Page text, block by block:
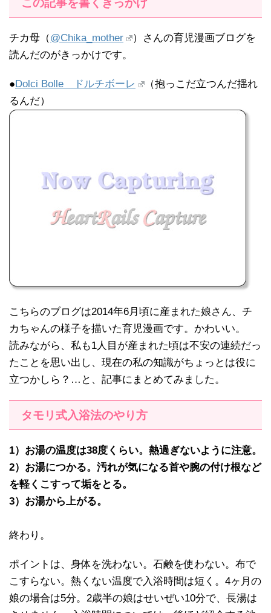
この記事を書くきっかけ
チカ母（@Chika_mother
）さんの育児漫画ブログを
読んだのがきっかけです。
●Dolci Bolle ドルチボーレ
（抱っこだ立つんだ揺れ
るんだ）
こちらのブログは2014年6月頃に産まれた娘さん、チ
カちゃんの様子を描いた育児漫画です。かわいい。
読みながら、私も1人目が産まれた頃は不安の連続だっ
たことを思い出し、現在の私の知識がちょっとは役に
立つかしら？…と、記事にまとめてみました。
タモリ式入浴法のやり方
1）お湯の温度は38度くらい。熱過ぎないように注意。
2）お湯につかる。汚れが気になる首や腕の付け根など
を軽くこすって垢をとる。
3）お湯から上がる。
終わり。
ポイントは、身体を洗わない。石鹸を使わない。布で
こすらない。熱くない温度で入浴時間は短く。4ヶ月の
娘の場合は5分。2歳半の娘はせいぜい10分で、長湯は